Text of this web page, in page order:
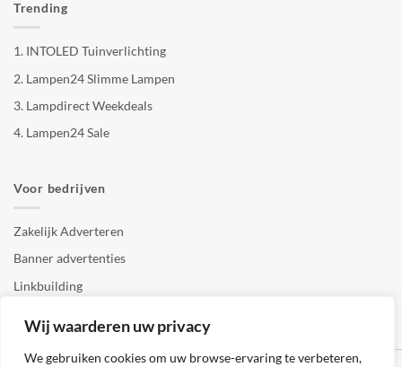
Wij waarderen uw privacy
We gebruiken cookies om uw browse-ervaring te verbeteren,
Trending
1. INTOLED Tuinverlichting
2. Lampen24 Slimme Lampen
3. Lampdirect Weekdeals
4. Lampen24 Sale
Voor bedrijven
Zakelijk Adverteren
Banner advertenties
Linkbuilding